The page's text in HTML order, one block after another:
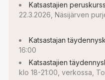
Katsastajien
22.3.2026, Näsijärven
Katsastajan
16:00
Katsastajien
klo 18-21:00, verkossa,